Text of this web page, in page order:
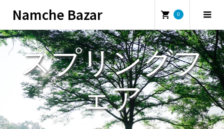
Namche Bazar 0
スプリングフ
ェア